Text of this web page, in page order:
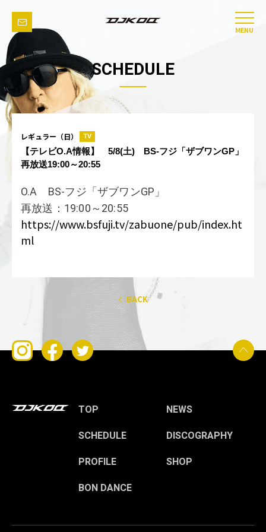
MENU
SCHEDULE
レギュラー（日）
TV
【テレビO.A情報】 5/8(土) BS-フジ「ザブワンGP」
再放送19:00～20:55
O.A BS-フジ「ザブワンGP」
再放送：19:00～20:55
https://www.bsfuji.tv/zabuone/pub/index.ht
ml
BACK
TOP
NEWS
SCHEDULE
DISCOGRAPHY
PROFILE
SHOP
BON DANCE